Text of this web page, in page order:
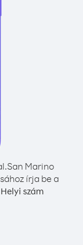
San Marino
írja be a
Helyi szám